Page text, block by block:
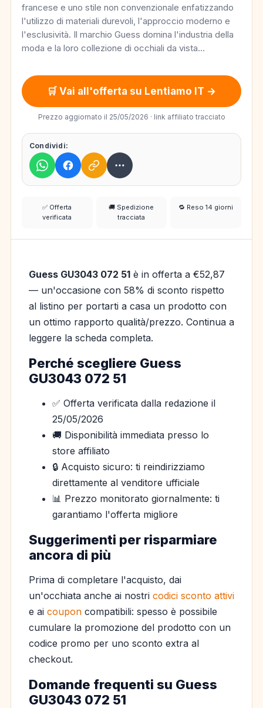
francese e uno stile non convenzionale enfatizzando
l'utilizzo di materiali durevoli, l'approccio moderno e
l'esclusività. Il marchio Guess domina l'industria della
moda e la loro collezione di occhiali da vista…
🛒 Vai all'offerta su Lentiamo IT →
Prezzo aggiornato il 25/05/2026 · link affiliato tracciato
Condividi:
✅ Offerta
verificata
🚚 Spedizione
tracciata
🔁 Reso 14 giorni
Guess GU3043 072 51 è in offerta a €52,87
— un'occasione con 58% di sconto rispetto
al listino per portarti a casa un prodotto con
un ottimo rapporto qualità/prezzo. Continua a
leggere la scheda completa.
Perché scegliere Guess
GU3043 072 51
✅ Offerta verificata dalla redazione il
25/05/2026
🚚 Disponibilità immediata presso lo
store affiliato
🔒 Acquisto sicuro: ti reindirizziamo
direttamente al venditore ufficiale
📊 Prezzo monitorato giornalmente: ti
garantiamo l'offerta migliore
Suggerimenti per risparmiare
ancora di più
Prima di completare l'acquisto, dai
un'occhiata anche ai nostri codici sconto attivi
e ai coupon compatibili: spesso è possibile
cumulare la promozione del prodotto con un
codice promo per uno sconto extra al
checkout.
Domande frequenti su Guess
GU3043 072 51